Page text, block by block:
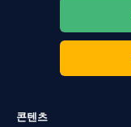
콘텐츠